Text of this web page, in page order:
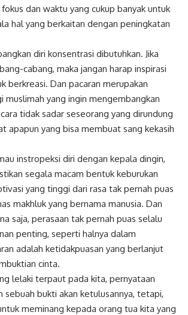
dan waktu yang cukup banyak untuk
hal yang berkaitan dengan peningkatan
diri konsentrasi dibutuhkan. Jika
cabang, maka jangan harap inspirasi
berkreasi. Dan pacaran merupakan
muslimah yang ingin mengembangkan
tidak sadar seseorang yang dirundung
apapun yang bisa membuat sang kekasih
instropeksi diri dengan kepala dingin,
segala macam bentuk keburukan
yang tinggi dari rasa tak pernah puas
makhluk yang bernama manusia. Dan
saja, perasaan tak pernah puas selalu
penting, seperti halnya dalam
adalah ketidakpuasan yang berlanjut
cinta.
lelaki terpaut pada kita, pernyataan
sebuah bukti akan ketulusannya, tetapi,
meminang kepada orang tua kita yang